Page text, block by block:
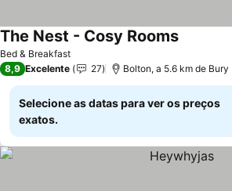
Bed & Breakfast
The Nest - Cosy Rooms
8,9 Excelente 27 Bolton, a 5.6 km de Bury
Selecione as datas para ver os preços
exatos.